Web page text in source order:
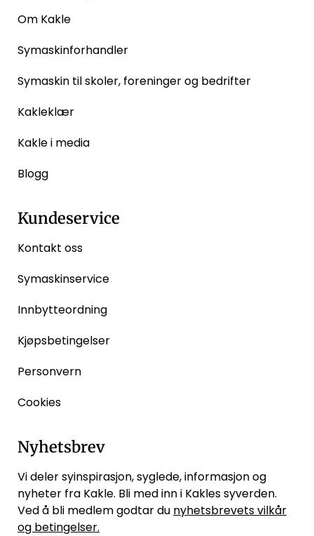
Om Kakle
Symaskinforhandler
Symaskin til skoler, foreninger og bedrifter
Kakleklær
Kakle i media
Blogg
Kundeservice
Kontakt oss
Symaskinservice
Innbytteordning
Kjøpsbetingelser
Personvern
Cookies
Nyhetsbrev
Vi deler syinspirasjon, syglede, informasjon og
nyheter fra Kakle. Bli med inn i Kakles syverden.
Ved å bli medlem godtar du nyhetsbrevets vilkår
og betingelser.